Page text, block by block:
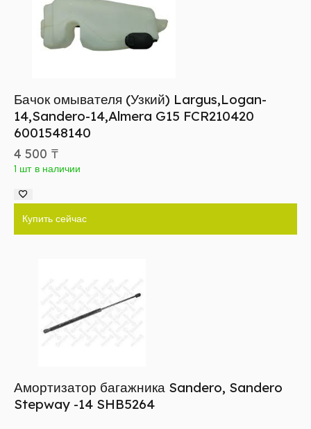
Бачок омывателя (Узкий) Largus,Logan-
14,Sandero-14,Almera G15 FCR210420
6001548140
4 500 ₸
1 шт в наличии
Купить сейчас
Амортизатор багажника Sandero, Sandero
Stepway -14 SHB5264